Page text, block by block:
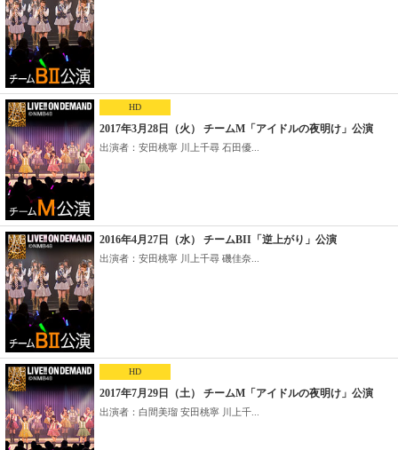
HD
2017年3月28日（火） チームM「アイドルの夜明け」公演
出演者：安田桃寧 川上千尋 石田優...
2016年4月27日（水） チームBII「逆上がり」公演
出演者：安田桃寧 川上千尋 磯佳奈...
HD
2017年7月29日（土） チームM「アイドルの夜明け」公演
出演者：白間美瑠 安田桃寧 川上千...